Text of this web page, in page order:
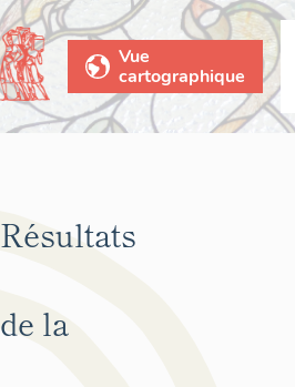
Vue
cartographique
Résultats
de la